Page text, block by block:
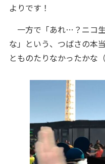
よりです！
一方で「あれ…？ニコ
な」という、つばさの本
とものたりなかったかな